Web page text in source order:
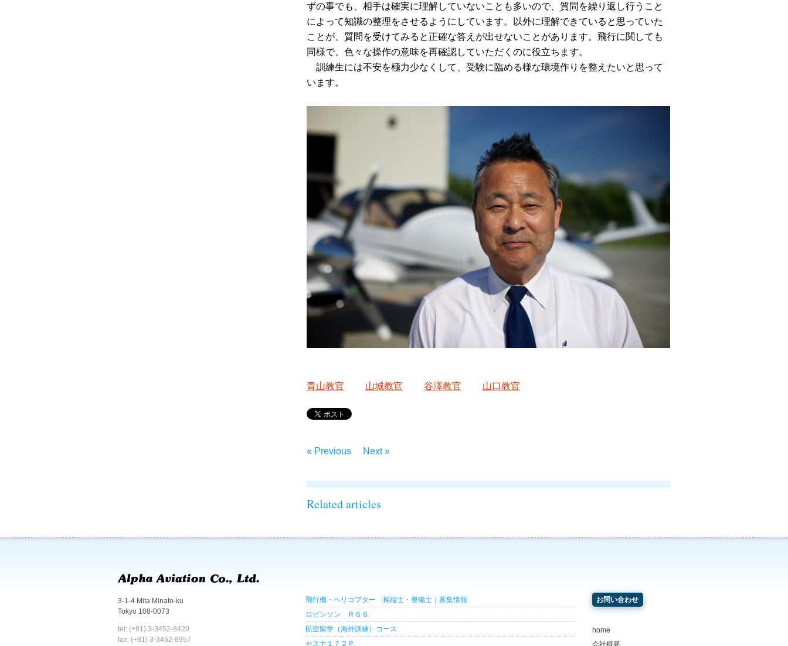
ずの事でも、相手は確実に理解していないことも多いので、質問を繰り返し行うこと
によって知識の整理をさせるようにしています。以外に理解できていると思っていた
ことが、質問を受けてみると正確な答えが出せないことがあります。飛行に関しても
同様で、色々な操作の意味を再確認していただくのに役立ちます。
訓練生には不安を極力少なくして、受験に臨める様な環境作りを整えたいと思って
います。
青山教官 山城教官 谷澤教官 山口教官
« Previous Next »
Related articles
3-1-4 Mita Minato-ku
Tokyo 108-0073
tel: (+81) 3-3452-8420
fax: (+81) 3-3452-8957
飛行機・ヘリコプター 操縦士・整備士｜募集情報
ロビンソン Ｒ６６
航空留学（海外訓練）コース
セスナ１７２Ｐ
お問い合わせ
home